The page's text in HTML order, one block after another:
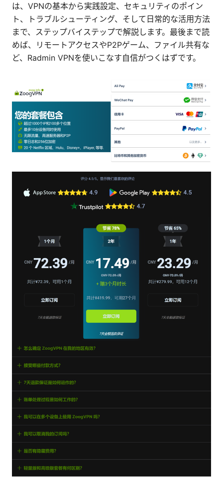
は、VPNの基本から実践設定、セキュリティのポイン
ト、トラブルシューティング、そして日常的な活用方法
まで、ステップバイステップで解説します。最後まで読
めば、リモートアクセスやP2Pゲーム、ファイル共有な
ど、Radmin VPNを使いこなす自信がつくはずです。